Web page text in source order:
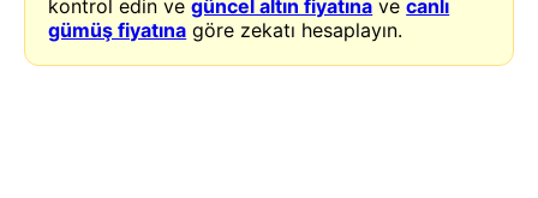
kontrol edin vegüncel altın fiyatına vecanlı
gümüş fiyatına göre zekatı hesaplayın.